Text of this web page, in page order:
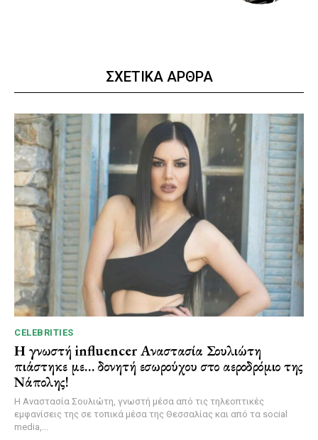
ΣΧΕΤΙΚΑ ΑΡΘΡΑ
CELEBRITIES
Η γνωστή influencer Αναστασία Σουλιώτη
πιάστηκε με… δονητή εσωρούχου στο αεροδρόμιο της
Νάπολης!
Η Αναστασία Σουλιώτη, γνωστή μέσα από τις τηλεοπτικές
εμφανίσεις της σε τοπικά μέσα της Θεσσαλίας και από τα social
media,...